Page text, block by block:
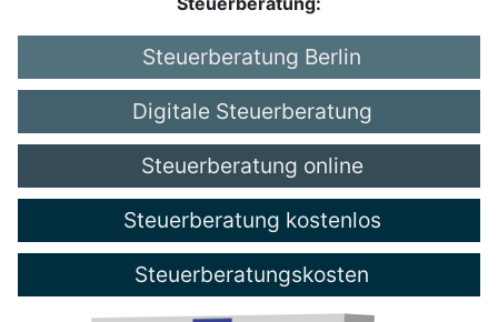
Steuerberatung Berlin
Digitale Steuerberatung
Steuerberatung online
Steuerberatung kostenlos
Steuerberatungskosten